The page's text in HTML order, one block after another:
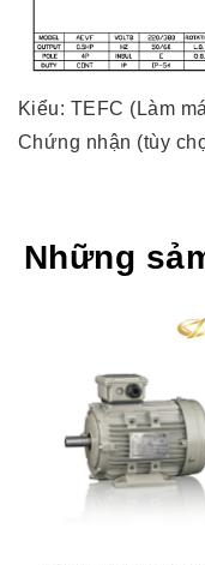
Kiểu: TEFC (Làm
Chứng nhận (tùy
Những